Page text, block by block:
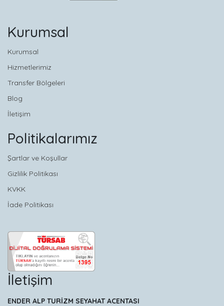
Kurumsal
Kurumsal
Hizmetlerimiz
Transfer Bölgeleri
Blog
İletişim
Politikalarımız
Şartlar ve Koşullar
Gizlilik Politikası
KVKK
İade Politikası
İletişim
ENDER ALP TURİZM SEYAHAT ACENTASI